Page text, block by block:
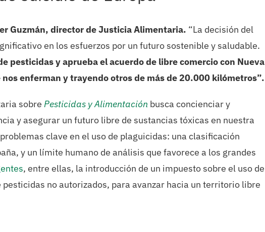
Guzmán, director de Justicia Alimentaria. “La decisión del
en los esfuerzos por un futuro sostenible y saludable.
pesticidas y aprueba el acuerdo de libre comercio con Nueva
enferman y trayendo otros de más de 20.000 kilómetros”.
sobre Pesticidas y Alimentación busca concienciar y
y asegurar un futuro libre de sustancias tóxicas en nuestra
clave en el uso de plaguicidas: una clasificación
y un límite humano de análisis que favorece a los grandes
, entre ellas, la introducción de un impuesto sobre el uso de
no autorizados, para avanzar hacia un territorio libre